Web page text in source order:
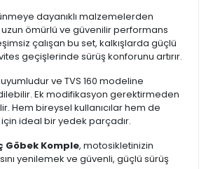
dayanıklı malzemelerden
ömürlü ve güvenilir performans
çalışan bu set, kalkışlarda güçlü
geçişlerinde sürüş konforunu artırır.
ve TVS 160 modeline
Ek modifikasyon gerektirmeden
Hem bireysel kullanıcılar hem de
ideal bir yedek parçadır.
Göbek Komple, motosikletinizin
yenilemek ve güvenli, güçlü sürüş